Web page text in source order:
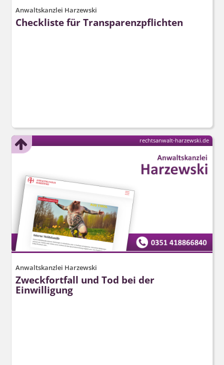
Anwaltskanzlei Harzewski
Checkliste für Transparenz­pflichten
Anwaltskanzlei Harzewski
Zweckfortfall und Tod bei der
Einwilligung
rechtsanwalt-harzewski.de